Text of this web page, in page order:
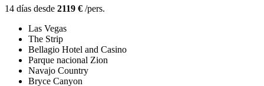
14 días desde 2119 € /pers.
Las Vegas
The Strip
Bellagio Hotel and Casino
Parque nacional Zion
Navajo Country
Bryce Canyon